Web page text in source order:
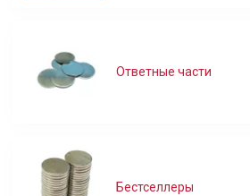
Ответные части
Бестселлеры